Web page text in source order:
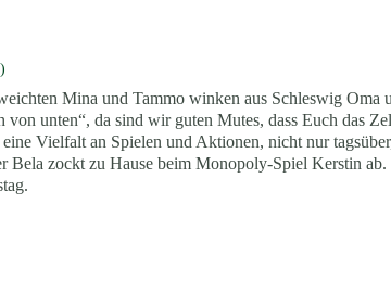
Mina und Tammo winken aus Schleswig Oma
von unten“, da sind wir guten Mutes, dass Euch das
Vielfalt an Spielen und Aktionen, nicht nur
Bela zockt zu Hause beim Monopoly-Spiel Kerstin ab.